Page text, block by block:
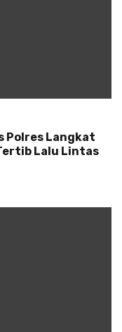
Polres Langkat
Lalu Lintas